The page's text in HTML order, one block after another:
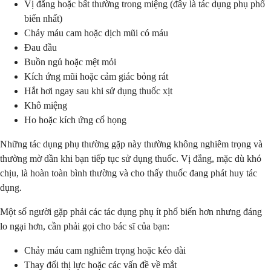
Vị đắng hoặc bất thường trong miệng (đây là tác dụng phụ phổ
biến nhất)
Chảy máu cam hoặc dịch mũi có máu
Đau đầu
Buồn ngủ hoặc mệt mỏi
Kích ứng mũi hoặc cảm giác bỏng rát
Hắt hơi ngay sau khi sử dụng thuốc xịt
Khô miệng
Ho hoặc kích ứng cổ họng
Những tác dụng phụ thường gặp này thường không nghiêm trọng và
thường mờ dần khi bạn tiếp tục sử dụng thuốc. Vị đắng, mặc dù khó
chịu, là hoàn toàn bình thường và cho thấy thuốc đang phát huy tác
dụng.
Một số người gặp phải các tác dụng phụ ít phổ biến hơn nhưng đáng
lo ngại hơn, cần phải gọi cho bác sĩ của bạn:
Chảy máu cam nghiêm trọng hoặc kéo dài
Thay đổi thị lực hoặc các vấn đề về mắt